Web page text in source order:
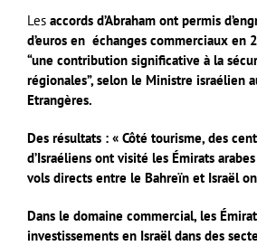
Les accords d’Abraham ont permis
d’euros en échanges commerciaux en
“une contribution significative à la
régionales”, selon le Ministre israélien
Etrangères.
Des résultats : « Côté tourisme, des
d’Israéliens ont visité les Émirats
vols directs entre le Bahreïn et Israël
Dans le domaine commercial, les
investissements en Israël dans des